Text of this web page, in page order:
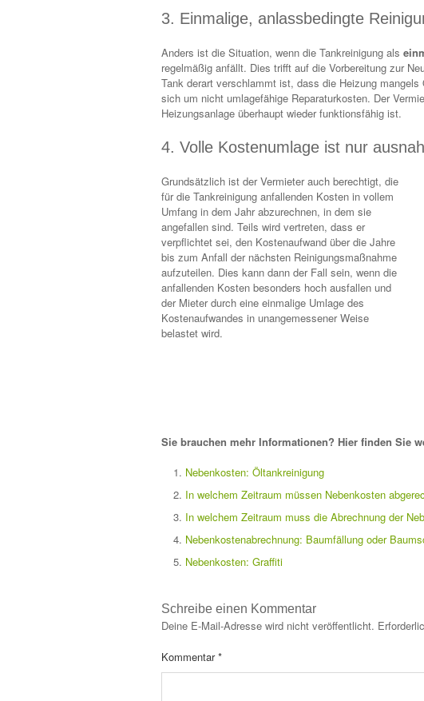
3. Einmalige, anlassbedingte
Anders ist die Situation, wenn die Tankreinigung als
regelmäßig anfällt. Dies trifft auf die Vorbereitung zur
Tank derart verschlammt ist, dass die Heizung
sich um nicht umlagefähige Reparaturkosten. Der
Heizungsanlage überhaupt wieder funktionsfähig ist.
4. Volle Kostenumlage ist nur
Grundsätzlich ist der Vermieter auch berechtigt, die
für die Tankreinigung anfallenden Kosten in vollem
Umfang in dem Jahr abzurechnen, in dem sie
angefallen sind. Teils wird vertreten, dass er
verpflichtet sei, den Kostenaufwand über die Jahre
bis zum Anfall der nächsten Reinigungsmaßnahme
aufzuteilen. Dies kann dann der Fall sein, wenn die
anfallenden Kosten besonders hoch ausfallen und
der Mieter durch eine einmalige Umlage des
Kostenaufwandes in unangemessener Weise
belastet wird.
Sie brauchen mehr Informationen? Hier finden Sie
Nebenkosten: Öltankreinigung
In welchem Zeitraum müssen Nebenkosten
In welchem Zeitraum muss die Abrechnung der
Nebenkostenabrechnung: Baumfällung oder
Nebenkosten: Graffiti
Schreibe einen Kommentar
Deine E-Mail-Adresse wird nicht veröffentlicht.
Kommentar*